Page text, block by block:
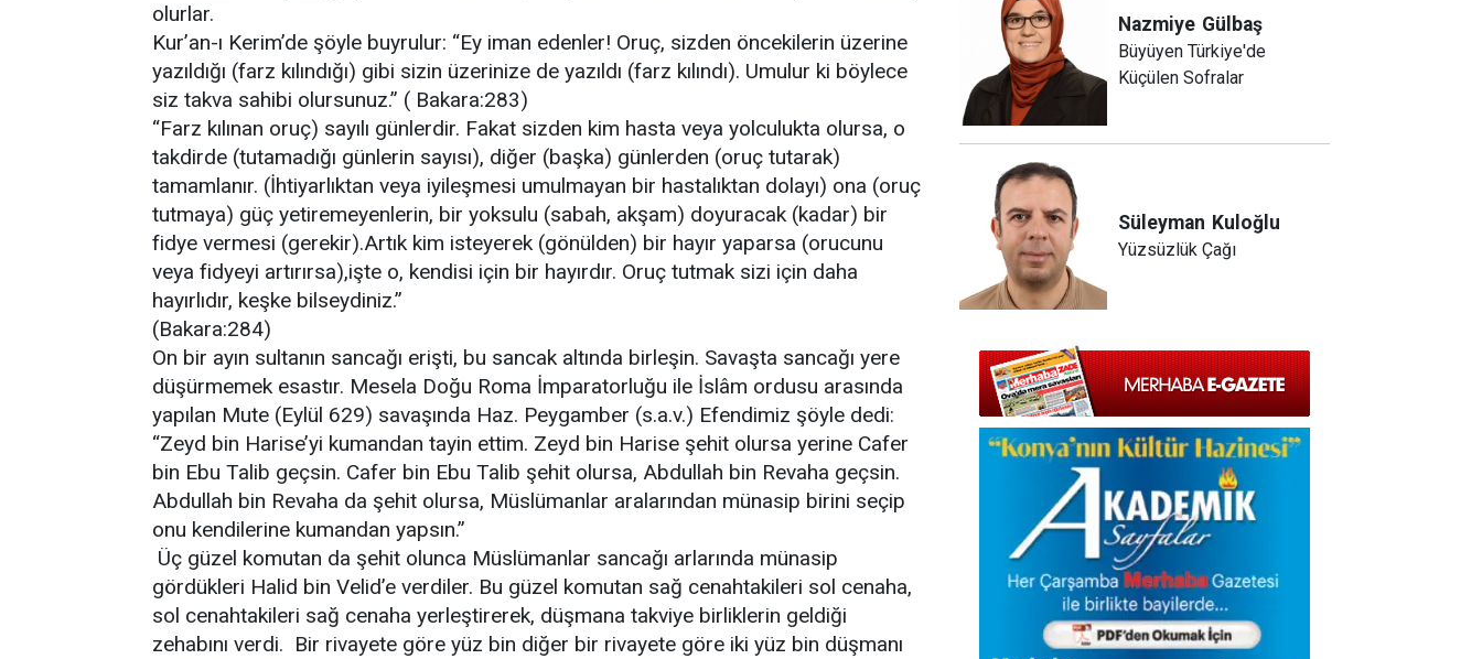
olurlar.
Kur’an-ı Kerim’de şöyle buyrulur: “Ey iman edenler! Oruç, sizden öncekilerin üzerine
yazıldığı (farz kılındığı) gibi sizin üzerinize de yazıldı (farz kılındı). Umulur ki böylece
siz takva sahibi olursunuz.” ( Bakara:283)
“Farz kılınan oruç) sayılı günlerdir. Fakat sizden kim hasta veya yolculukta olursa, o
takdirde (tutamadığı günlerin sayısı), diğer (başka) günlerden (oruç tutarak)
tamamlanır. (İhtiyarlıktan veya iyileşmesi umulmayan bir hastalıktan dolayı) ona (oruç
tutmaya) güç yetiremeyenlerin, bir yoksulu (sabah, akşam) doyuracak (kadar) bir
fidye vermesi (gerekir).Artık kim isteyerek (gönülden) bir hayır yaparsa (orucunu
veya fidyeyi artırırsa),işte o, kendisi için bir hayırdır. Oruç tutmak sizi için daha
hayırlıdır, keşke bilseydiniz.”
(Bakara:284)
On bir ayın sultanın sancağı erişti, bu sancak altında birleşin. Savaşta sancağı yere
düşürmemek esastır. Mesela Doğu Roma İmparatorluğu ile İslâm ordusu arasında
yapılan Mute (Eylül 629) savaşında Haz. Peygamber (s.a.v.) Efendimiz şöyle dedi:
“Zeyd bin Harise’yi kumandan tayin ettim. Zeyd bin Harise şehit olursa yerine Cafer
bin Ebu Talib geçsin. Cafer bin Ebu Talib şehit olursa, Abdullah bin Revaha geçsin.
Abdullah bin Revaha da şehit olursa, Müslümanlar aralarından münasip birini seçip
onu kendilerine kumandan yapsın.”
Üç güzel komutan da şehit olunca Müslümanlar sancağı arlarında münasip
gördükleri Halid bin Velid’e verdiler. Bu güzel komutan sağ cenahtakileri sol cenaha,
sol cenahtakileri sağ cenaha yerleştirerek, düşmana takviye birliklerin geldiği
zehabını verdi. Bir rivayete göre yüz bin diğer bir rivayete göre iki yüz bin düşmanı
Nazmiye Gülbaş
Büyüyen Türkiye'de
Küçülen Sofralar
Süleyman Kuloğlu
Yüzsüzlük Çağı